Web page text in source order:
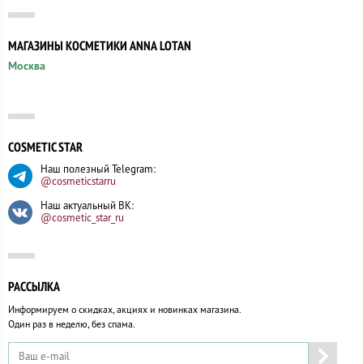
МАГАЗИНЫ КОСМЕТИКИ ANNA LOTAN
Москва
COSMETIC STAR
Наш полезный Telegram:
@cosmeticstarru
Наш актуальный ВК:
@cosmetic_star_ru
РАССЫЛКА
Информируем о скидках, акциях и новинках магазина.
Один раз в неделю, без спама.